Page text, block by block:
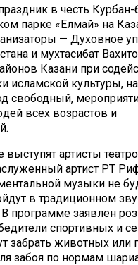
в честь Курбан-
парке «Елмай» на
— Духовное
и мухтасибат
Казани при
исламской культуры,
свободный,
всех возрастов и
выступят артисты
артист РТ
музыки не
в традиционном
программе заявлен
спортивных и
забрать животных или
забоя по нормам